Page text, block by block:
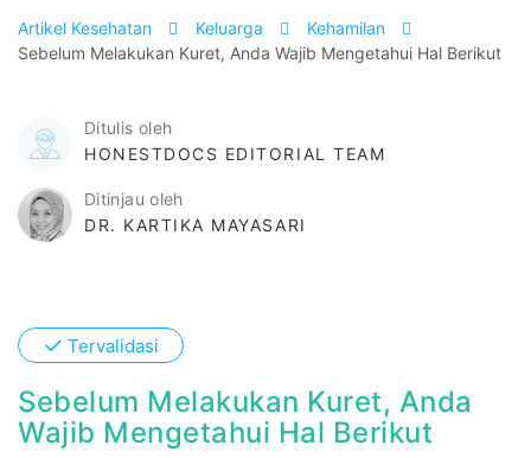
Artikel Kesehatan Keluarga
Kehamilan
Sebelum Melakukan Kuret, Anda Wajib Mengetahui Hal Berikut
Ditulis oleh
HONESTDOCS EDITORIAL TEAM
Ditinjau oleh
DR. KARTIKA MAYASARI
✓ Tervalidasi
Sebelum Melakukan Kuret, Anda
Wajib Mengetahui Hal Berikut